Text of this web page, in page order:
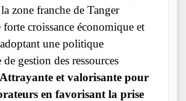
zone franche de Tanger
croissance économique et
une politique
gestion des ressources
Attrayante et valorisante pour
en favorisant la prise